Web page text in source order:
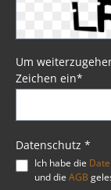
enthalten
Anbringen
Harley®
zusätzlich
längerem
Favorit,
nicht mit
Um
Zeichen ein*
Datenschutz *
Ich habe die
und die AGB